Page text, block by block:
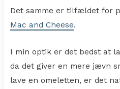
Det samme er tilfældet for
Mac and Cheese.
I min optik er det bedst at
da det giver en mere jævn
lave en omeletten, er det